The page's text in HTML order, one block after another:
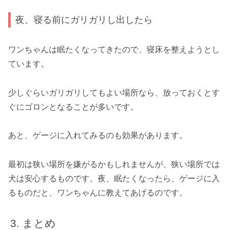
夜、寝る前にガリガリし出したら
ワンちゃんは眠たくなってきたので、寝床を整えようとし
ています。
少しぐらいガリガリしてもよい場所なら、 放っておくとす
ぐにゴロンとなることが多いです。
あと、ゲージに入れてみるのも効果があります。
最初は狭い場所を嫌がるかもしれませんが、狭い場所では
犬は安心するものです。夜、眠たくなったら、ゲージに入
るものだと、ワンちゃんに教えてあげるのです。
まとめ